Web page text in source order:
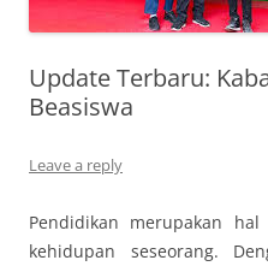
Update Terbaru:
Beasiswa
Leave a reply
Pendidikan merupakan
kehidupan seseorang.